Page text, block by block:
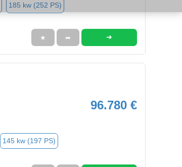
185 kw (252 PS)
★ ➦ ➜
96.780 €
145 kw (197 PS)